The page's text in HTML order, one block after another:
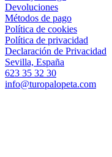
Devoluciones
Métodos de pago
Política de cookies
Política de privacidad
Declaración de Privacidad
Sevilla, España
623 35 32 30
info@turopalopeta.com